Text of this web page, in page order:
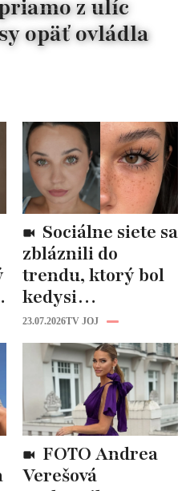
z ulíc
opäť ovládla
zbláznili do
trendu, ktorý bol
kedysi
katastrofou:
„Mušie nohy“ sú
späť!
23.07.2026TV JOJ
Verešová